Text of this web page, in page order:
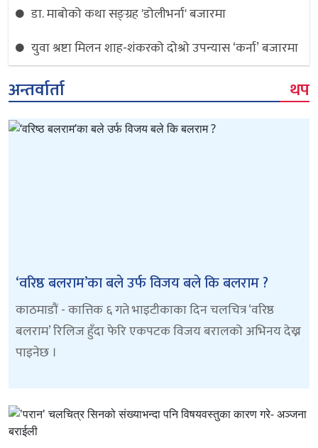
डा. माबोको कथा सङ्ग्रह 'डोलीभर्ना' बजारमा
युवा श्रष्टा मिलन शाह-शंकरको दोश्रो उपन्यास ‘कर्ना’ बजारमा
अन्तर्वार्ता थप
‘वरिष्ठ बलराम’का बले उर्फ विजय बले कि बलराम ?
काठमाडौं - कात्तिक ६ गते भाइटीकाका दिन चलचित्र ‘वरिष्ठ
बलराम’ रिलिज हुँदा फेरि एकपटक विजय बरालको अभिनय देख्न
पाइनेछ ।